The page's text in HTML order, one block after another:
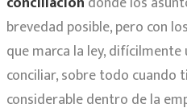
brevedad posible, pero con
que marca la ley,
conciliar, sobre todo cuando
considerable dentro de la